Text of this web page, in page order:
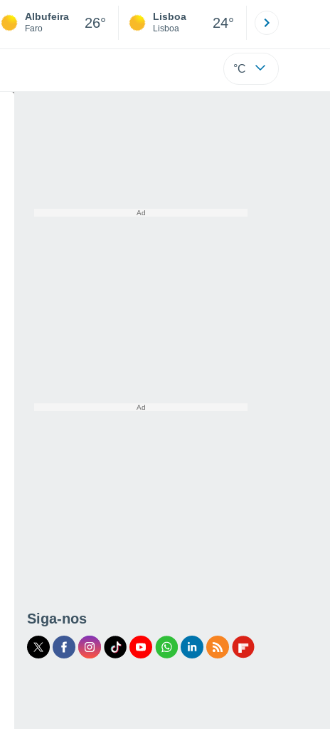
Albufeira
Faro 26° Lisboa
Lisboa 24°
°C
Siga-nos